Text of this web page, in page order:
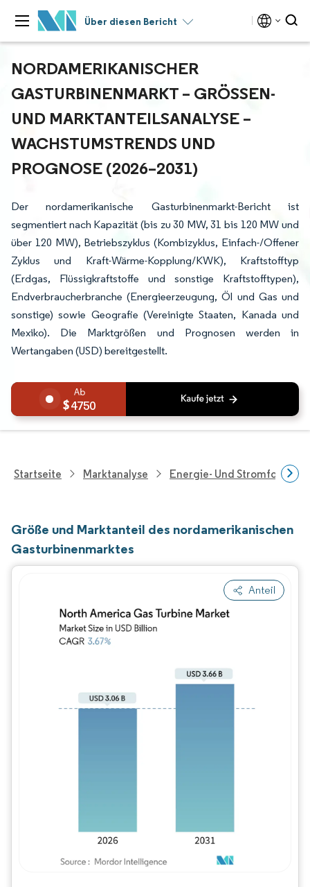
Über diesen Bericht
NORDAMERIKANISCHER
GASTURBINENMARKT – GRÖSSEN- U
ND MARKTANTEILSANALYSE – W
ACHSTUMSTRENDS UND P
ROGNOSE (2026–2031)
Der nordamerikanische Gasturbinenmarkt-Bericht ist
segmentiert nach Kapazität (bis zu 30 MW, 31 bis 120 MW und
über 120 MW), Betriebszyklus (Kombizyklus, Einfach-/Offener
Zyklus und Kraft-Wärme-Kopplung/KWK), Kraftstofftyp
(Erdgas, Flüssigkraftstoffe und sonstige Kraftstofftypen),
Endverbraucherbranche (Energieerzeugung, Öl und Gas und
sonstige) sowie Geografie (Vereinigte Staaten, Kanada und
Mexiko). Die Marktgrößen und Prognosen werden in
Wertangaben (USD) bereitgestellt.
4750
Startseite Marktanalyse Energie- Und
Größe und Marktanteil des nordamerikanischen
Gasturbinenmarktes
Anteil